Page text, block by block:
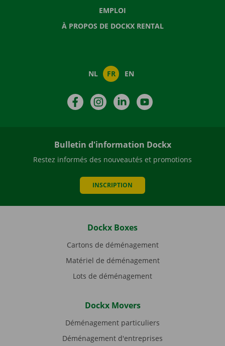
EMPLOI
À PROPOS DE DOCKX RENTAL
NL FR EN
FacebookInstagramLinkedIn
Bulletin d'information Dockx
Restez informés des nouveautés et promotions
INSCRIPTION
Dockx Boxes
Cartons de déménagement
Matériel de déménagement
Lots de déménagement
Dockx Movers
Déménagement particuliers
Déménagement d'entreprises